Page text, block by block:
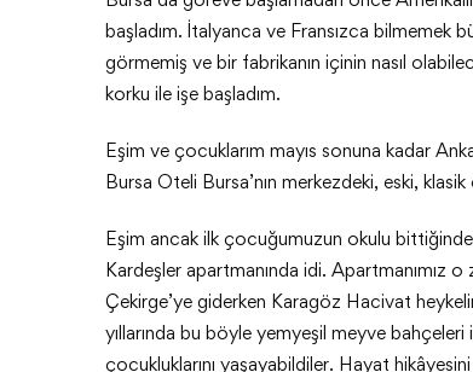
başladım. İtalyanca ve Fransızca bilmemek
görmemiş ve bir fabrikanın içinin nasıl
korku ile işe başladım.
Eşim ve çocuklarım mayıs sonuna kadar
Bursa Oteli Bursa’nın merkezdeki, eski,
Eşim ancak ilk çocuğumuzun okulu bittiğinde
Kardeşler apartmanında idi. Apartmanımız
Çekirge’ye giderken Karagöz Hacivat
yıllarında bu böyle yemyeşil meyve
çocukluklarını yaşayabildiler. Hayat